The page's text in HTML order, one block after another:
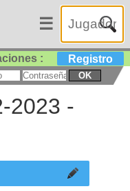
☰
: Registro
OK
2023 -